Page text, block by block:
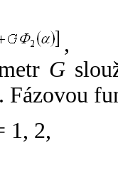
,
G
Fázovou
1, 2,